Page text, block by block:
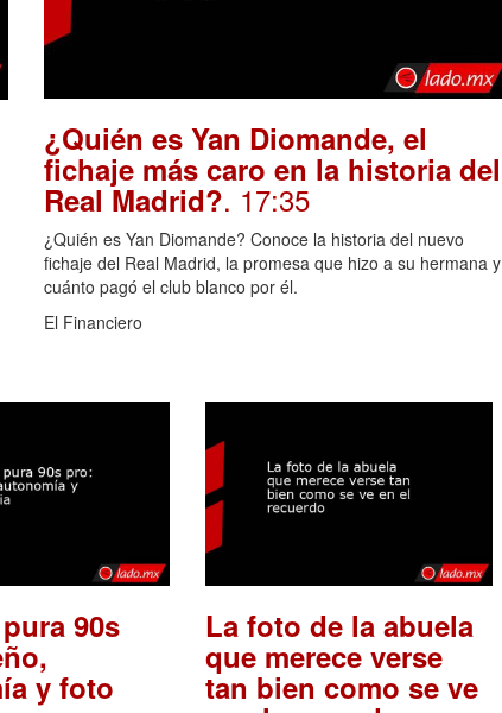
¿Quién es Yan Diomande, el
fichaje más caro en la historia del
Real Madrid?. 17:35
¿Quién es Yan Diomande? Conoce la historia del nuevo
fichaje del Real Madrid, la promesa que hizo a su hermana y
cuánto pagó el club blanco por él.
El Financiero
90s
y foto
La foto de la abuela
que merece verse
tan bien como se ve